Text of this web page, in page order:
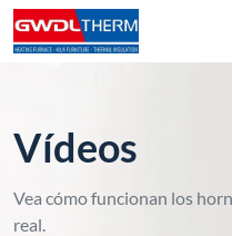
Vídeos
Vea cómo funcionan los
real.